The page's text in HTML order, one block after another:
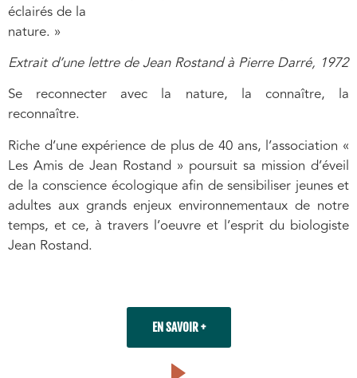
éclairés de la
nature. »
Extrait d’une lettre de Jean Rostand à Pierre Darré, 1972
Se reconnecter avec la nature, la connaître, la
reconnaître.
Riche d’une expérience de plus de 40 ans, l’association «
Les Amis de Jean Rostand » poursuit sa mission d’éveil
de la conscience écologique afin de sensibiliser jeunes et
adultes aux grands enjeux environnementaux de notre
temps, et ce, à travers l’oeuvre et l’esprit du biologiste
Jean Rostand.
EN SAVOIR +